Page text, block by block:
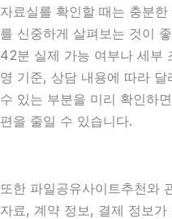
자료실를 확인할 때는 충분
를 신중하게 살펴보는 것이
42분 실제 가능 여부나 세부
영 기준, 상담 내용에 따라
수 있는 부분을 미리 확인하
편을 줄일 수 있습니다.
또한 파일공유사이트추천와
자료, 계약 정보, 결제 정보